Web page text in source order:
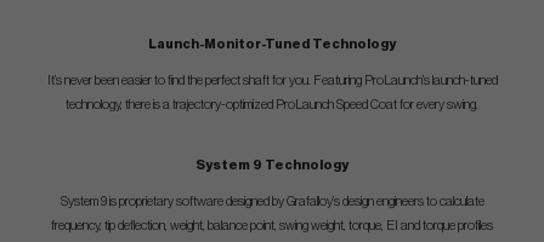
Launch-Monitor-Tuned Technology
It’s never been easier to find the perfect shaft for you. Featuring ProLaunch’s launch-tuned
technology, there is a trajectory-optimized ProLaunch Speed Coat for every swing.
System 9 Technology
System 9 is proprietary software designed by Grafalloy’s design engineers to calculate
frequency, tip deflection, weight, balance point, swing weight, torque, EI and torque profiles